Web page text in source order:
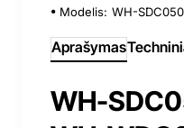
Modelis: WH-
Aprašymas
WH-